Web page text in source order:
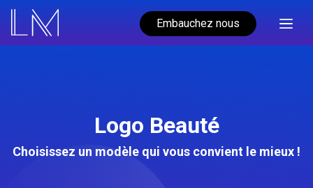
Embauchez nous
Logo Beauté
Choisissez un modèle qui vous convient le mieux !